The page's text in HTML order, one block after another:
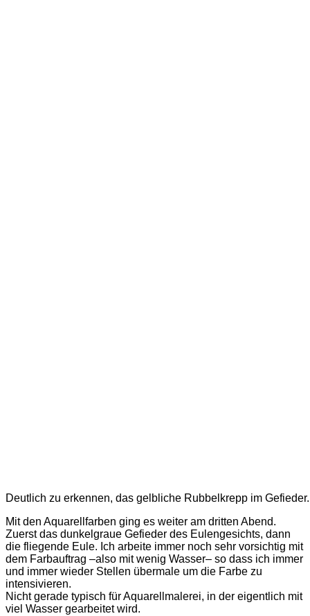
Deutlich zu erkennen, das gelbliche Rubbelkrepp im Gefieder.
Mit den Aquarellfarben ging es weiter am dritten Abend.
Zuerst das dunkelgraue Gefieder des Eulengesichts, dann
die fliegende Eule. Ich arbeite immer noch sehr vorsichtig mit
dem Farbauftrag –also mit wenig Wasser– so dass ich immer
und immer wieder Stellen übermale um die Farbe zu
intensivieren.
Nicht gerade typisch für Aquarellmalerei, in der eigentlich mit
viel Wasser gearbeitet wird.